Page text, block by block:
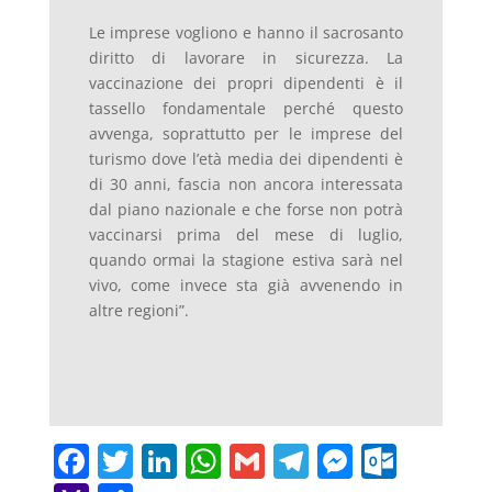
Le imprese vogliono e hanno il sacrosanto
diritto di lavorare in sicurezza. La
vaccinazione dei propri dipendenti è il
tassello fondamentale perché questo
avvenga, soprattutto per le imprese del
turismo dove l’età media dei dipendenti è
di 30 anni, fascia non ancora interessata
dal piano nazionale e che forse non potrà
vaccinarsi prima del mese di luglio,
quando ormai la stagione estiva sarà nel
vivo, come invece sta già avvenendo in
altre regioni”.
F T Li W G T M O